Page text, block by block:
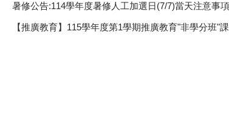
暑修公告:114學年度暑修人工加選日(7/7)當天注意事
【推廣教育】115學年度第1學期推廣教育"非學分班"